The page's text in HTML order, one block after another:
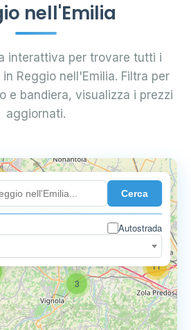
nell'Emilia
interattiva per trovare tutti i
Reggio nell'Emilia. Filtra per
e bandiera, visualizza i prezzi
aggiornati.
Cerca
Autostrada
9
3
11